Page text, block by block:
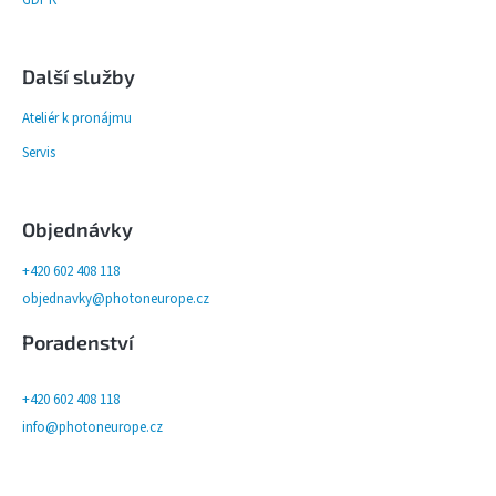
Další služby
Ateliér k pronájmu
Servis
Objednávky
+420 602 408 118
objednavky@photoneurope.cz
Poradenství
+420 602 408 118
info@photoneurope.cz